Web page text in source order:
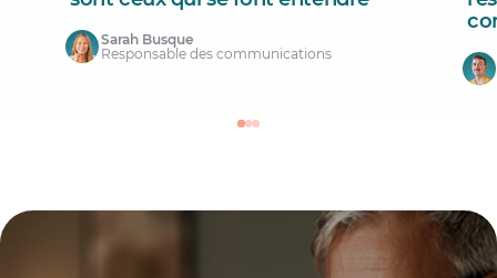
Sarah Busque
Responsable des communications